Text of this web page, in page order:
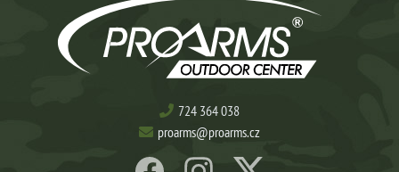
724 364 038
proarms@proarms.cz